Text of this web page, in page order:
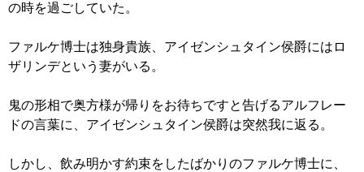
の時を過ごしていた。
ファルケ博士は独身貴族、アイゼンシュタイン侯爵にはロ
ザリンデという妻がいる。
鬼の形相で奥方様が帰りをお待ちですと告げるアルフレー
ドの言葉に、アイゼンシュタイン侯爵は突然我に返る。
しかし、飲み明かす約束をしたばかりのファルケ博士に、